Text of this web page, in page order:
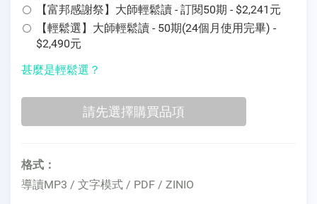
【富邦感謝祭】大師輕鬆讀 - 訂閱50期 - $2,241元
【輕鬆選】大師輕鬆讀 - 50期(24個月使用完畢) -
$2,490元
甚麼是輕鬆選？
格式：
導讀MP3 / 文字模式 / PDF / ZINIO